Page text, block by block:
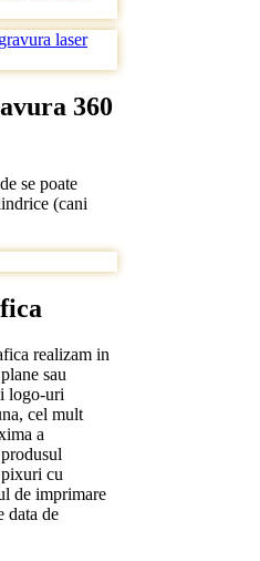
360
se poate
(cani
realizam in
sau
logo-uri
cel mult
a
cu
de imprimare
data de